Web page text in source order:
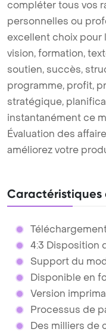
compléter tous vos
personnelles ou
excellent choix pour
vision, formation,
soutien, succès,
programme, profit,
stratégique,
instantanément ce
Évaluation des
améliorez votre
Caractéristiques
4:3 Disposition
Support du
Disponible en
Version
Processus de
Des milliers de